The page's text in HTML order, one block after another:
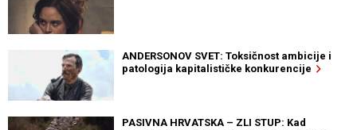
ANDERSONOV SVET: Toksičnost ambicije i
patologija kapitalističke konkurencije
PASIVNA HRVATSKA – ZLI STUP: Kad